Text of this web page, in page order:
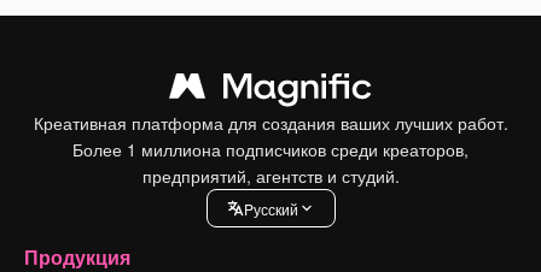
Креативная платформа для создания ваших лучших работ.
Более 1 миллиона подписчиков среди креаторов,
предприятий, агентств и студий.
Pусский
Продукция